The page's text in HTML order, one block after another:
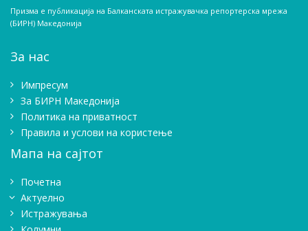
Призма е публикација на Балканската истражувачка репортерска мрежа
(БИРН) Македонија
За нас
Импресум
Зa БИРН Македонија
Политика на приватност
Правила и услови на користење
Мапа на сајтот
Почетна
Актуелно
Истражувањa